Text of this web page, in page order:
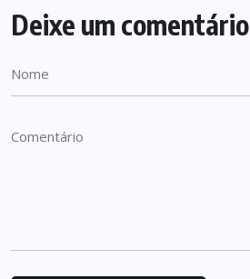
Deixe um comentário